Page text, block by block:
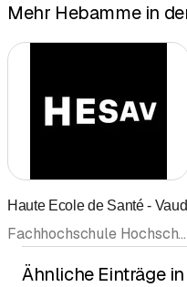
Mehr Hebamme in
Haute Ecole de Santé - Vaud
Fachhochschule Hochschule • Schule, öffentliche • Krankenpflegeschule • Hebamme • Berufsfachschule Berufsschule
Ähnliche Einträge